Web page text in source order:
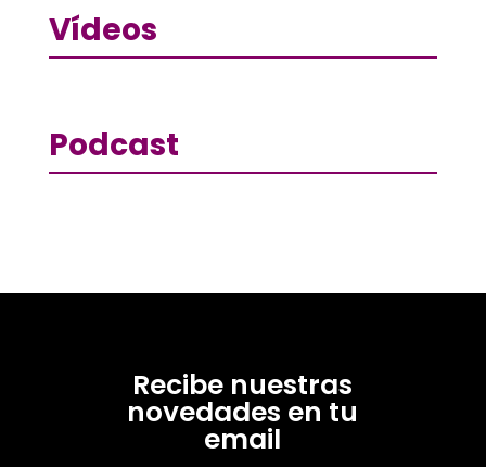
Vídeos
Podcast
Recibe nuestras
novedades en tu
email